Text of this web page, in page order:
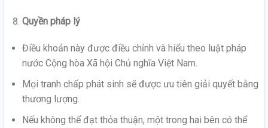
Quyền pháp lý
Điều khoản này được điều chỉnh và hiểu theo luật pháp
nước Cộng hòa Xã hội Chủ nghĩa Việt Nam.
Mọi tranh chấp phát sinh sẽ được ưu tiên giải quyết bằng
thương lượng.
Nếu không thể đạt thỏa thuận, một trong hai bên có thể